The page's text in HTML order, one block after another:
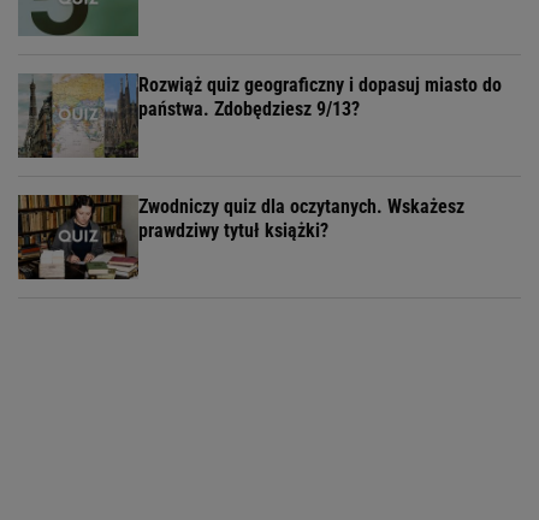
Rozwiąż quiz geograficzny i dopasuj miasto do
państwa. Zdobędziesz 9/13?
Zwodniczy quiz dla oczytanych. Wskażesz
prawdziwy tytuł książki?